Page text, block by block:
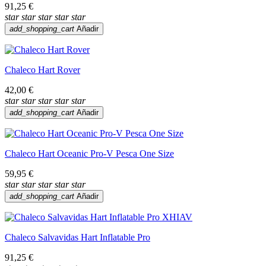
91,25 €
star star star star star
add_shopping_cart Añadir
Chaleco Hart Rover
42,00 €
star star star star star
add_shopping_cart Añadir
Chaleco Hart Oceanic Pro-V Pesca One Size
59,95 €
star star star star star
add_shopping_cart Añadir
Chaleco Salvavidas Hart Inflatable Pro
91,25 €